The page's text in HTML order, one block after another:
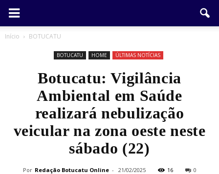
Início BOTUCATU
BOTUCATU HOME ÚLTIMAS NOTÍCIAS
Botucatu: Vigilância
Ambiental em Saúde
realizará nebulização
veicular na zona oeste neste
sábado (22)
Por Redação Botucatu Online - 21/02/2025 16 0